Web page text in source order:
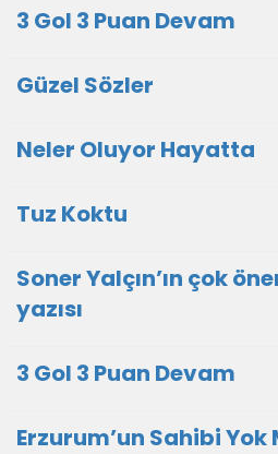
3 Gol 3 Puan Devam
Güzel Sözler
Neler Oluyor Hayatta
Tuz Koktu
Soner Yalçın’ın çok
yazısı
3 Gol 3 Puan Devam
Erzurum’un Sahibi Yok